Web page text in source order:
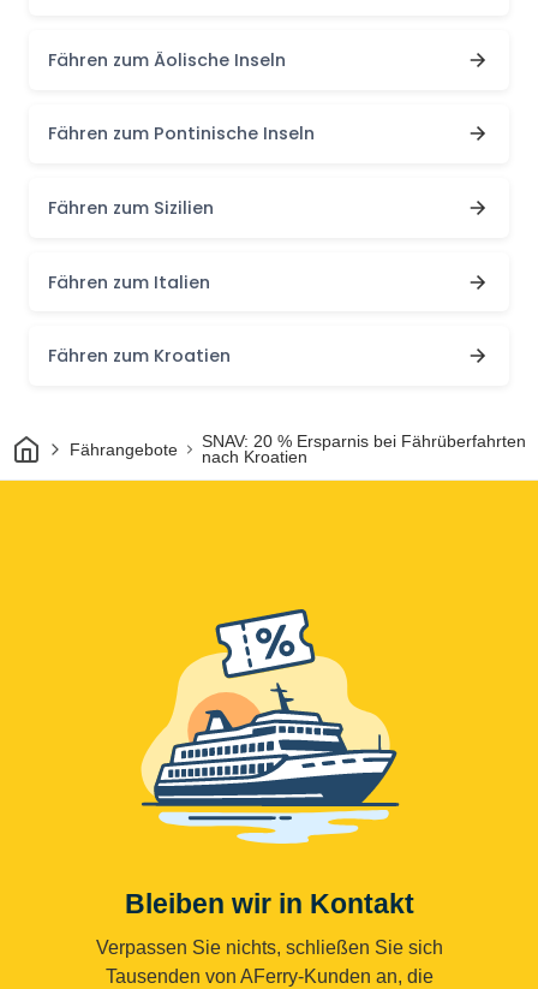
Fähren zum Äolische Inseln
Fähren zum Pontinische Inseln
Fähren zum Sizilien
Fähren zum Italien
Fähren zum Kroatien
HeimFährangebote
SNAV: 20 % Ersparnis bei Fährüberfahrten
nach Kroatien
Bleiben wir in Kontakt
Verpassen Sie nichts, schließen Sie sich
Tausenden von AFerry-Kunden an, die